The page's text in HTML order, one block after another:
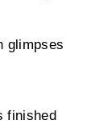
glimpses
finished